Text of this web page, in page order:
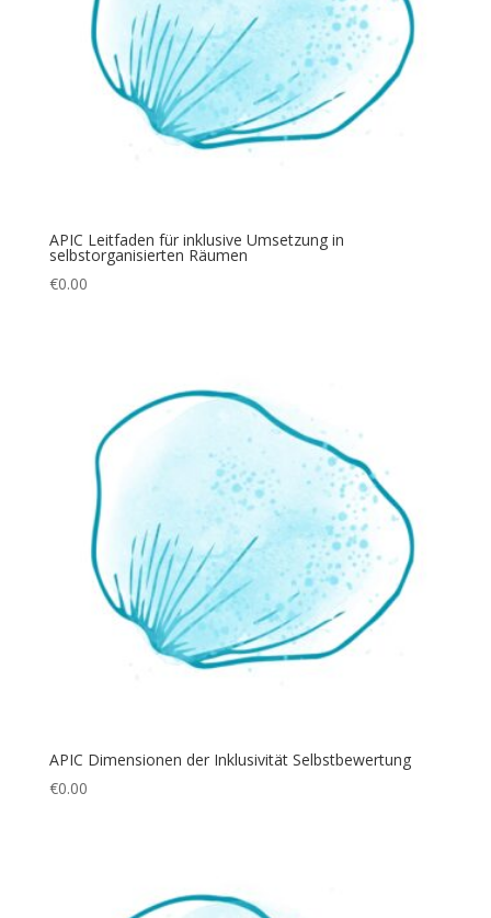
APIC Leitfaden für inklusive Umsetzung in
selbstorganisierten Räumen
€0.00
APIC Dimensionen der Inklusivität Selbstbewertung
€0.00